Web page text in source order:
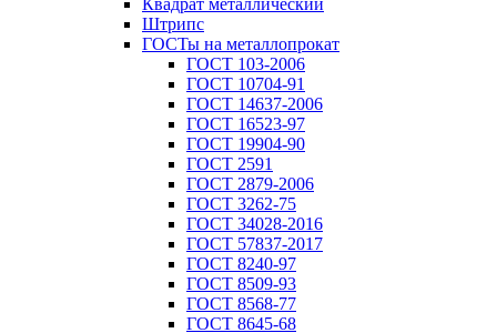
Квадрат металлический
Штрипс
ГОСТы на металлопрокат
ГОСТ 103-2006
ГОСТ 10704-91
ГОСТ 14637-2006
ГОСТ 16523-97
ГОСТ 19904-90
ГОСТ 2591
ГОСТ 2879-2006
ГОСТ 3262-75
ГОСТ 34028-2016
ГОСТ 57837-2017
ГОСТ 8240-97
ГОСТ 8509-93
ГОСТ 8568-77
ГОСТ 8645-68